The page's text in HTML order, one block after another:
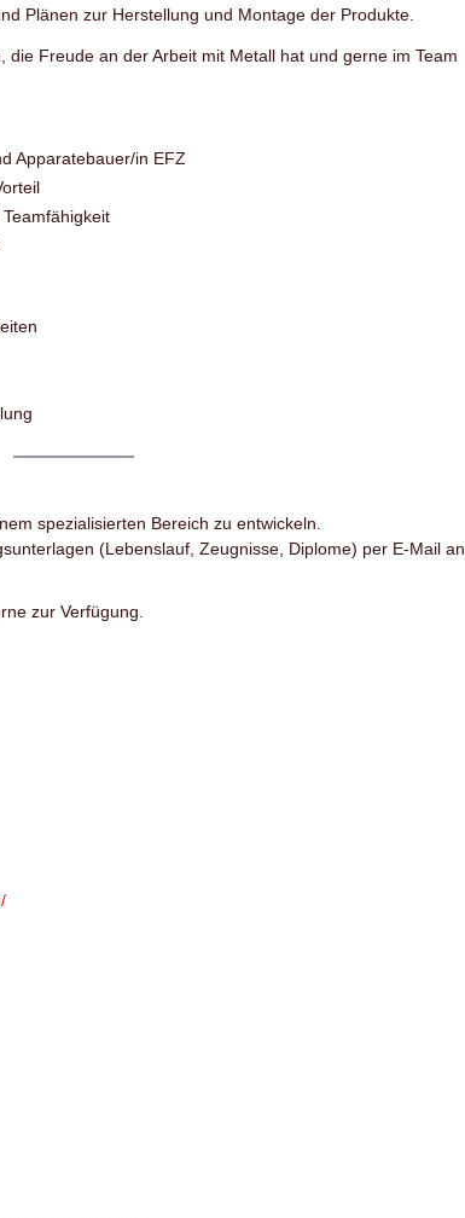
Plänen zur Herstellung und Montage der Produkte.
Freude an der Arbeit mit Metall hat und gerne im Team
Apparatebauer/in EFZ
spezialisierten Bereich zu entwickeln.
(Lebenslauf, Zeugnisse, Diplome) per E-Mail an
zur Verfügung.